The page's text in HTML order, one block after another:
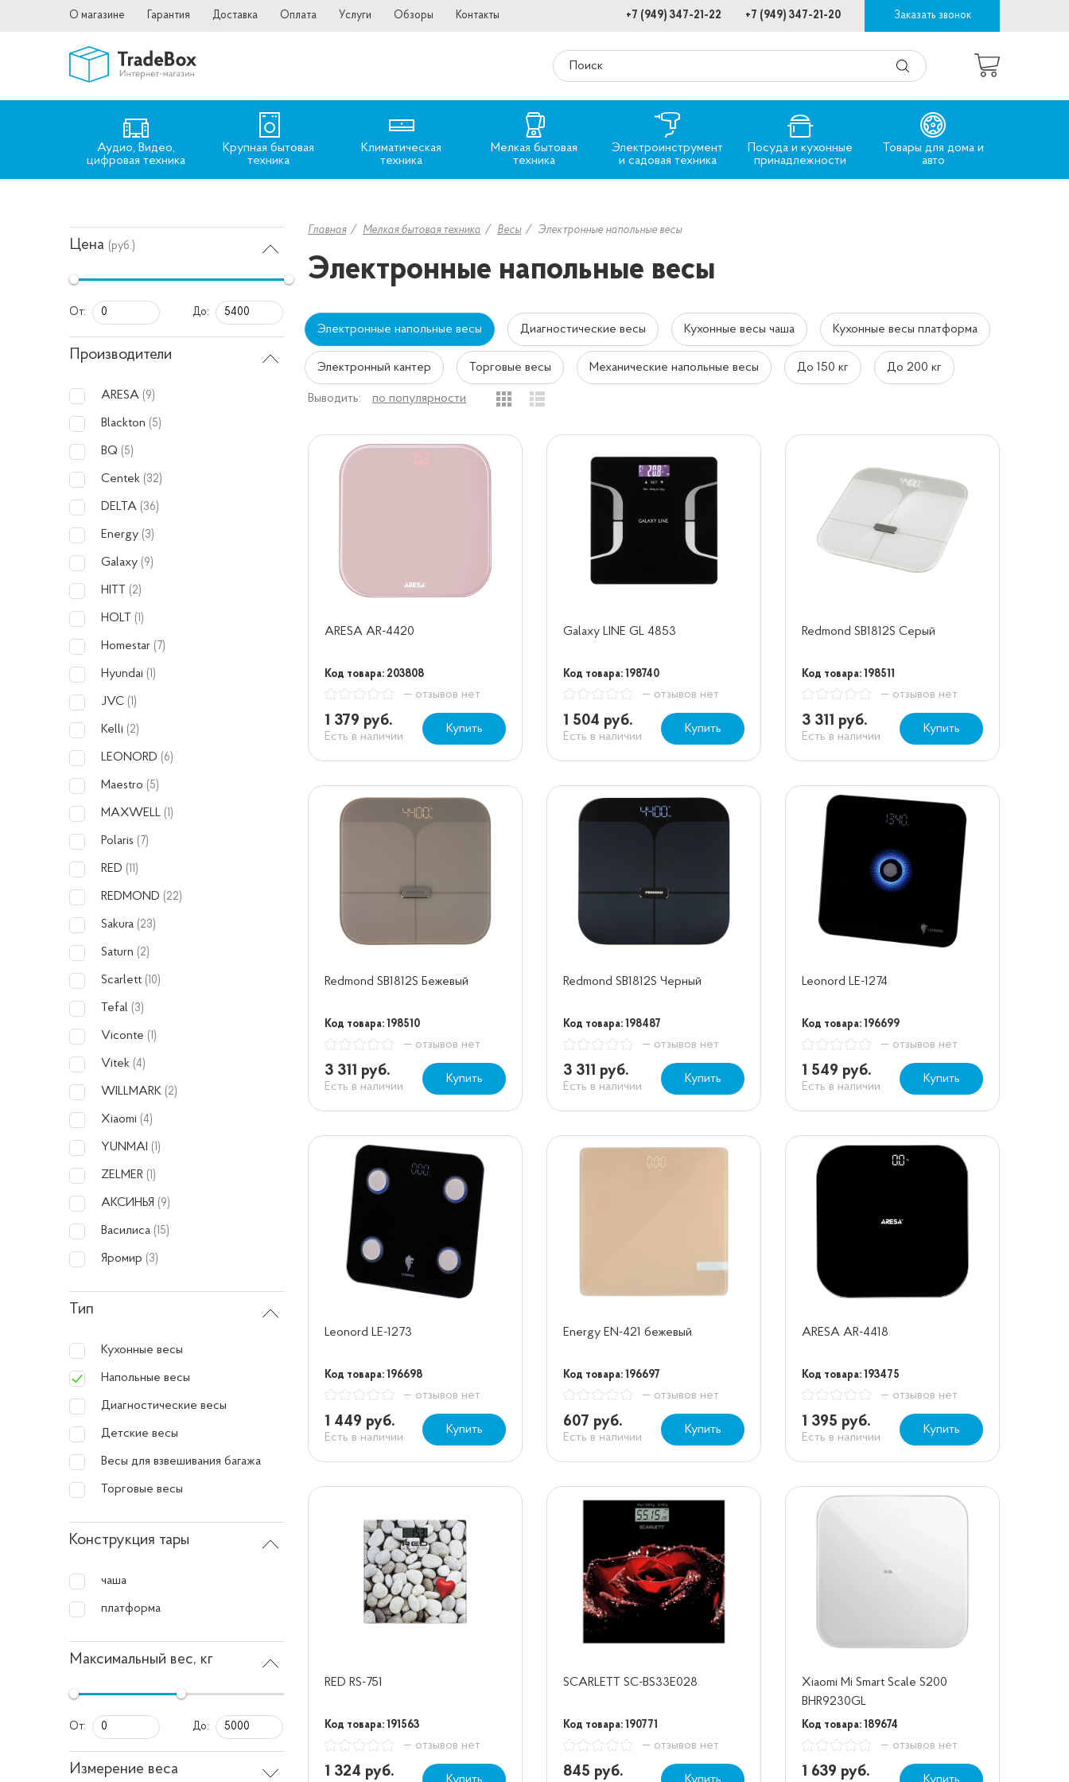
О магазине Гарантия Доставка Оплата Услуги Обзоры Контакты Заказать звонок
+7 (949) 347-21-20
+7 (949) 347-21-22
Аудио, Видео,
цифровая техника
Крупная бытовая
техника
Климатическая
техника
Мелкая бытовая
техника
Электроинструмент
и садовая техника
Посуда и кухонные
принадлежности
Товары для дома и
авто
Цена (руб.)
От: До:
Производители
ARESA (9)
Blackton (5)
BQ (5)
Centek (32)
DELTA (36)
Energy (3)
Galaxy (9)
HITT (2)
HOLT (1)
Homestar (7)
Hyundai (1)
JVC (1)
Kelli (2)
LEONORD (6)
Maestro (5)
MAXWELL (1)
Polaris (7)
RED (11)
REDMOND (22)
Sakura (23)
Saturn (2)
Scarlett (10)
Tefal (3)
Viconte (1)
Vitek (4)
WILLMARK (2)
Xiaomi (4)
YUNMAI (1)
ZELMER (1)
АКСИНЬЯ (9)
Василиса (15)
Яромир (3)
Тип
Кухонные весы
Напольные весы
Диагностические весы
Детские весы
Весы для взвешивания багажа
Торговые весы
Конструкция тары
чаша
платформа
Максимальный вес, кг
От: До:
Измерение веса
Главная Мелкая бытовая техника Весы Электронные напольные весы
Электронные напольные весы
Электронные напольные весы Диагностические весы Кухонные весы чаша Кухонные весы платформа
Электронный кантер Торговые весы Механические напольные весы До 150 кг До 200 кг
Выводить: по популярности
ARESA AR-4420
Код товара: 203808
— отзывов нет
1 379 руб.
Есть в наличии
Купить
Galaxy LINE GL 4853
Код товара: 198740
— отзывов нет
1 504 руб.
Есть в наличии
Купить
Redmond SB1812S Серый
Код товара: 198511
— отзывов нет
3 311 руб.
Есть в наличии
Купить
Redmond SB1812S Бежевый
Код товара: 198510
— отзывов нет
3 311 руб.
Есть в наличии
Купить
Redmond SB1812S Черный
Код товара: 198487
— отзывов нет
3 311 руб.
Есть в наличии
Купить
Leonord LE-1274
Код товара: 196699
— отзывов нет
1 549 руб.
Есть в наличии
Купить
Leonord LE-1273
Код товара: 196698
— отзывов нет
1 449 руб.
Есть в наличии
Купить
Energy EN-421 бежевый
Код товара: 196697
— отзывов нет
607 руб.
Есть в наличии
Купить
ARESA AR-4418
Код товара: 193475
— отзывов нет
1 395 руб.
Есть в наличии
Купить
RED RS-751
Код товара: 191563
— отзывов нет
1 324 руб.
SCARLETT SC-BS33E028
Код товара: 190771
— отзывов нет
845 руб.
Xiaomi Mi Smart Scale S200
BHR9230GL
Код товара: 189674
— отзывов нет
1 639 руб.